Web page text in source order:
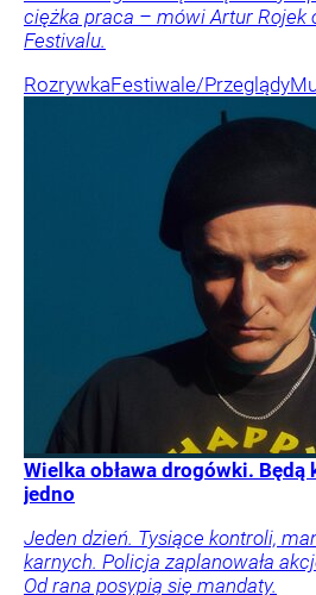
ciężka praca – mówi Artur Rojek
Festivalu.
RozrywkaFestiwale/Przeglądy
Wielka obława drogówki.
jedno
Jeden dzień. Tysiące kontroli,
karnych. Policja zaplanowała
Od rana posypią się mandaty.